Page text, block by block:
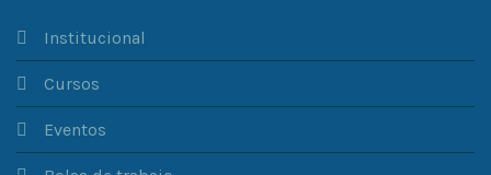
Institucional
Cursos
Eventos